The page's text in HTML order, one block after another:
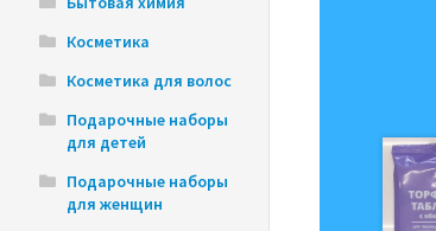
Косметика
Косметика для волос
Подарочные наборы
для детей
Подарочные наборы
для женщин